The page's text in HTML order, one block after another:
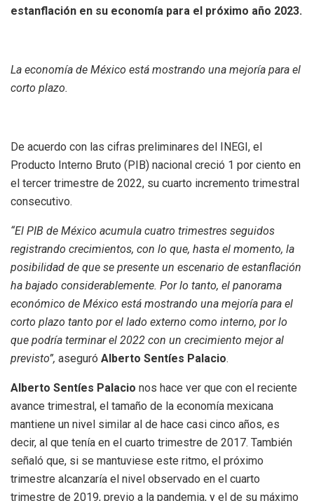
estanflación en su economía para el próximo año 2023.
La economía de México está mostrando una mejoría para el
corto plazo.
De acuerdo con las cifras preliminares del INEGI, el
Producto Interno Bruto (PIB) nacional creció 1 por ciento en
el tercer trimestre de 2022, su cuarto incremento trimestral
consecutivo.
“El PIB de México acumula cuatro trimestres seguidos
registrando crecimientos, con lo que, hasta el momento, la
posibilidad de que se presente un escenario de estanflación
ha bajado considerablemente. Por lo tanto, el panorama
económico de México está mostrando una mejoría para el
corto plazo tanto por el lado externo como interno, por lo
que podría terminar el 2022 con un crecimiento mejor al
previsto”, aseguró Alberto Sentíes Palacio.
Alberto Sentíes Palacio nos hace ver que con el reciente
avance trimestral, el tamaño de la economía mexicana
mantiene un nivel similar al de hace casi cinco años, es
decir, al que tenía en el cuarto trimestre de 2017. También
señaló que, si se mantuviese este ritmo, el próximo
trimestre alcanzaría el nivel observado en el cuarto
trimestre de 2019, previo a la pandemia, y el de su máximo